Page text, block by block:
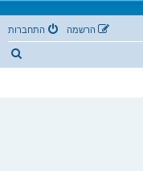
התחברות הרשמה